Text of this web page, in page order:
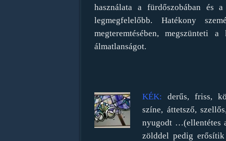
használata a fürdőszobában és
legmegfelelőbb. Hatékony
megteremtésében, megszünteti a
álmatlanságot.
KÉK: derűs, friss,
színe, áttetsző,
nyugodt …(ellentétes
zölddel pedig erősítik